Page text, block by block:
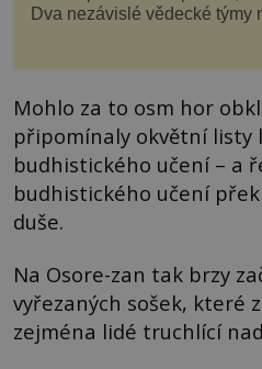
Dva nezávislé vědecké týmy
má nejen plášť plný trosek z
Mohlo za to osm hor
připomínaly okvětní listy
budhistického učení – a
budhistického učení
duše.
Na Osore-zan tak brzy
vyřezaných sošek, které
zejména lidé truchlící